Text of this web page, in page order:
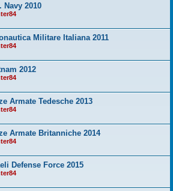
2010
Militare Italiana 2011
2012
Armate Tedesche 2013
Armate Britanniche 2014
Defense Force 2015